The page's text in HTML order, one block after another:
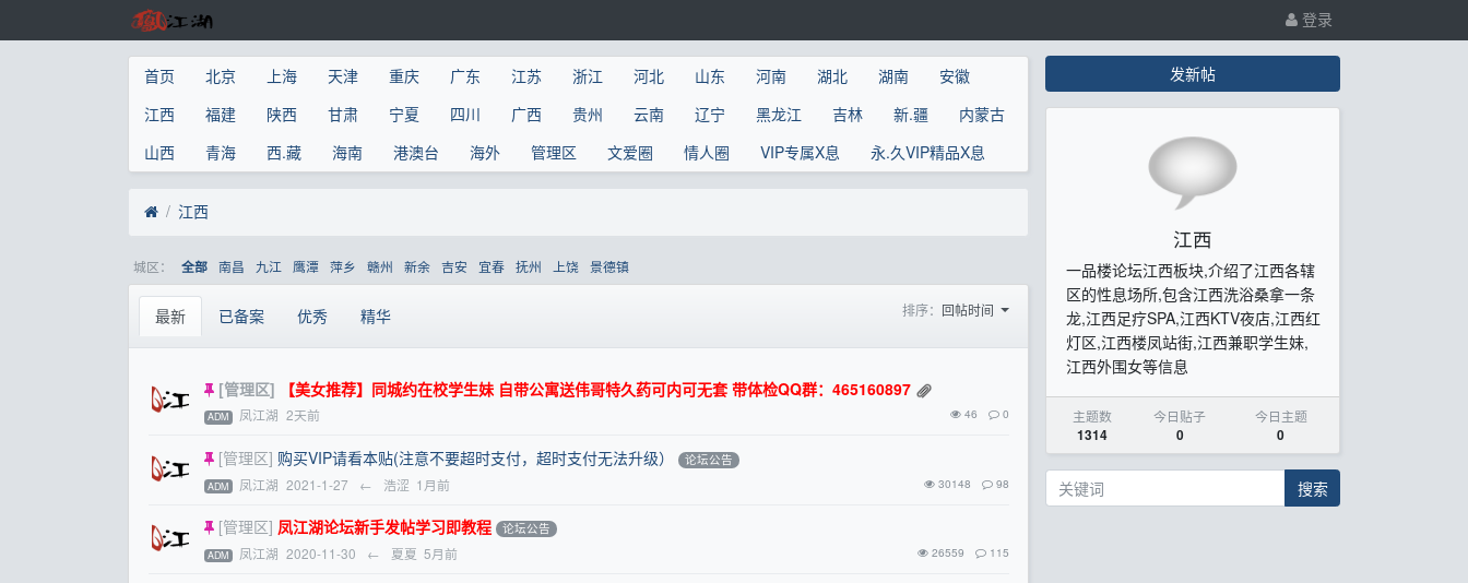
登录
首页 北京 上海 天津 重庆 广东 江苏 浙江 河北 山东 河南 湖北 湖南
安徽
江西
福建 陕西 甘肃 宁夏 四川 广西 贵州 云南 辽宁 黑龙江 吉林 新.疆
内蒙古
山西
青海 西.藏 海南 港澳台 海外 管理区 文爱圈 情人圈 VIP专属X息 永.久VIP精品X息
江西
城区： 全部 南昌 九江 鹰潭 萍乡 赣州 新余 吉安 宜春 抚州 上饶 景德镇
最新 已备案 优秀 精华 排序： 回帖时间
[管理区] 【美女推荐】同城约在校学生妹 自带公寓送伟哥特久药可内可无套 带体检QQ群：465160897
ADM 凤江湖 2天前 46 0
[管理区] 购买VIP请看本贴(注意不要超时支付，超时支付无法升级） 论坛公告
ADM 凤江湖 2021-1-27 ← 浩涩 1月前 30148 98
[管理区] 凤江湖论坛新手发帖学习即教程 论坛公告
ADM 凤江湖 2020-11-30 ← 夏夏 5月前 26559 115
发新帖
江西
一品楼论坛江西板块,介绍了江西各辖
区的性息场所,包含江西洗浴桑拿一条
龙,江西足疗SPA,江西KTV夜店,江西红
灯区,江西楼凤站街,江西兼职学生妹,
江西外围女等信息
主题数
1314
今日贴子
0
今日主题
0
搜索